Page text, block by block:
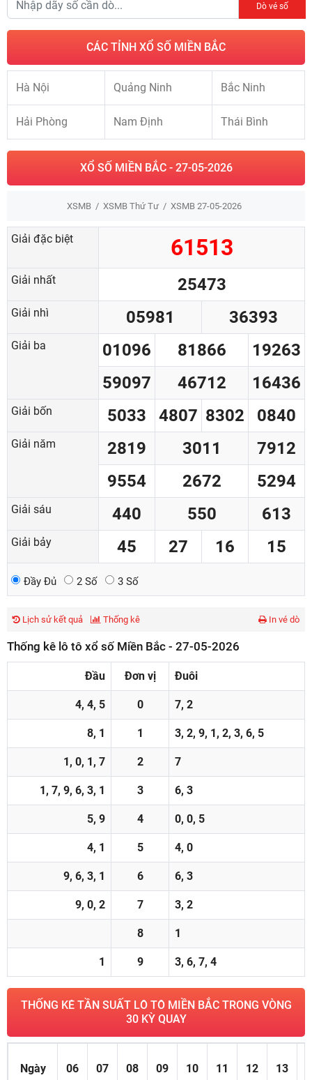
Dò vé số
CÁC TỈNH XỔ SỐ MIỀN BẮC
Hà Nội Quảng Ninh Bắc Ninh
Hải Phòng Nam Định Thái Bình
XỔ SỐ MIỀN BẮC - 27-05-2026
XSMB XSMB Thứ Tư XSMB 27-05-2026
Giải đặc biệt 61513
Giải nhất 25473
Giải nhì 05981 36393
Giải ba 01096 81866
19263
59097
46712 16436
Giải bốn 5033 4807 8302 0840
Giải năm 2819 3011
7912
9554
2672 5294
Giải sáu 440 550 613
Giải bảy 45 27 16 15
Đầy Đủ 2 Số 3 Số
Lịch sử kết quả Thống kê In vé dò
Thống kê lô tô xổ số Miền Bắc - 27-05-2026
Đầu Đơn vị Đuôi
4, 4, 5 0 7, 2
8, 1 1 3, 2, 9, 1, 2, 3, 6, 5
1, 0, 1, 7 2 7
1, 7, 9, 6, 3, 1 3 6, 3
5, 9 4 0, 0, 5
4, 1 5 4, 0
9, 6, 3, 1 6 6, 3
9, 0, 2 7 3, 2
8 1
1 9 3, 6, 7, 4
THỐNG KÊ TẦN SUẤT LÔ TÔ MIỀN BẮC TRONG VÒNG
30 KỲ QUAY
Ngày
06
07
08
09
10
11
12
13